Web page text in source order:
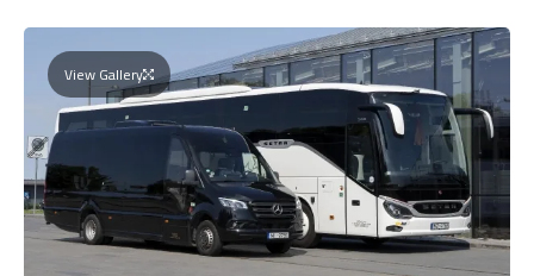
View Gallery